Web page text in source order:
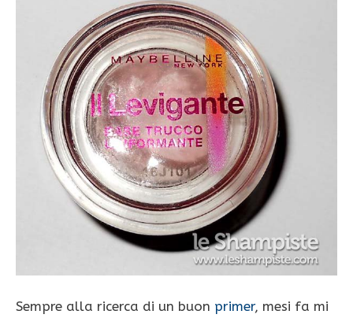
Sempre alla ricerca di un buon primer, mesi fa mi